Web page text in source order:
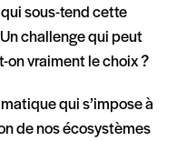
sous-tend cette
challenge qui peut
on vraiment le choix ?
qui s’impose à
de nos écosystèmes